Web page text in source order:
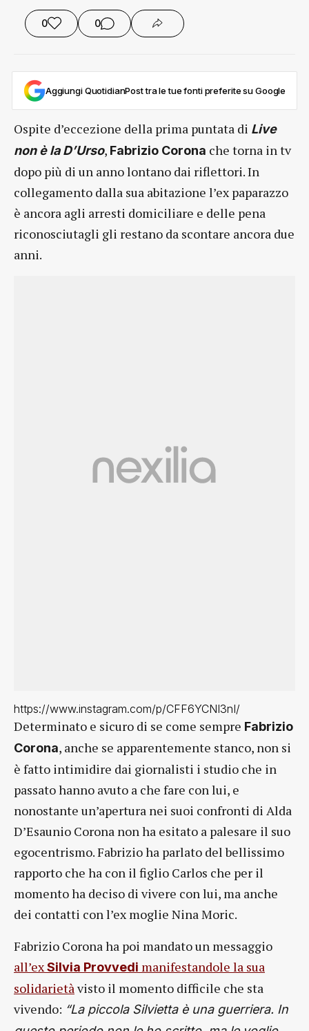
0 0
Aggiungi QuotidianPost tra le tue fonti preferite su Google
Ospite d’eccezione della prima puntata di Live
non è la D’Urso, Fabrizio Corona che torna in tv
dopo più di un anno lontano dai riflettori. In
collegamento dalla sua abitazione l’ex paparazzo
è ancora agli arresti domiciliare e delle pena
riconosciutagli gli restano da scontare ancora due
anni.
https://www.instagram.com/p/CFF6YCNI3nI/
Determinato e sicuro di se come sempre Fabrizio
Corona, anche se apparentemente stanco, non si
è fatto intimidire dai giornalisti i studio che in
passato hanno avuto a che fare con lui, e
nonostante un’apertura nei suoi confronti di Alda
D’Esaunio Corona non ha esitato a palesare il suo
egocentrismo. Fabrizio ha parlato del bellissimo
rapporto che ha con il figlio Carlos che per il
momento ha deciso di vivere con lui, ma anche
dei contatti con l’ex moglie Nina Moric.
Fabrizio Corona ha poi mandato un messaggio
all’exSilvia Provvedi manifestandole la sua
solidarietàvisto il momento difficile che sta
vivendo: “La piccola Silvietta è una guerriera. In